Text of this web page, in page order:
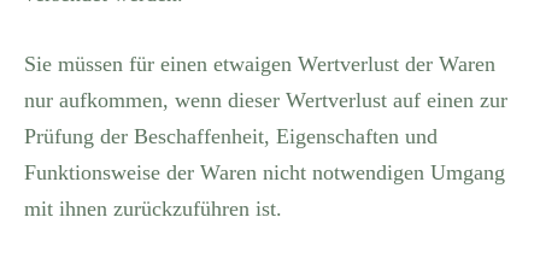
Sie müssen für einen etwaigen Wertverlust der Waren
nur aufkommen, wenn dieser Wertverlust auf einen zur
Prüfung der Beschaffenheit, Eigenschaften und
Funktionsweise der Waren nicht notwendigen Umgang
mit ihnen zurückzuführen ist.